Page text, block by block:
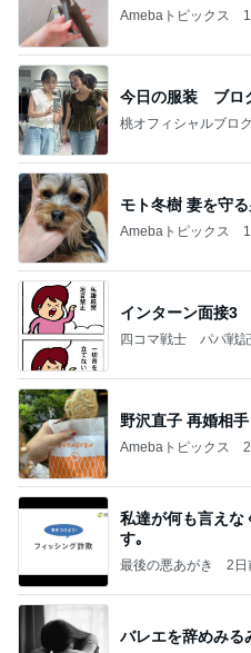
Amebaトピックス
今日の服装 ブロ
桃オフィシャルブロ
モト冬樹 妻を守
Amebaトピックス
インターン面接3
四コマ戦士 パパ戦
野沢直子 再婚相
Amebaトピックス
私達が何も言えな
す｡
最後の悪あがき 2日
バレエを辞めみる